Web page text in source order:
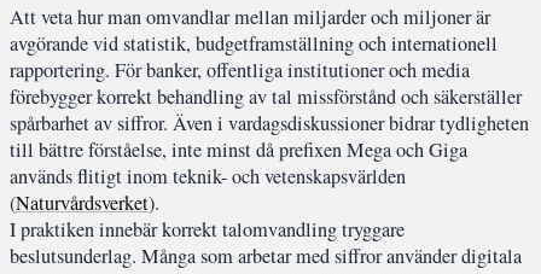
Att veta hur man omvandlar mellan miljarder och miljoner är
avgörande vid statistik, budgetframställning och internationell
rapportering. För banker, offentliga institutioner och media
förebygger korrekt behandling av tal missförstånd och säkerställer
spårbarhet av siffror. Även i vardagsdiskussioner bidrar tydligheten
till bättre förståelse, inte minst då prefixen Mega och Giga
används flitigt inom teknik- och vetenskapsvärlden
(Naturvårdsverket).
I praktiken innebär korrekt talomvandling tryggare
beslutsunderlag. Många som arbetar med siffror använder digitala